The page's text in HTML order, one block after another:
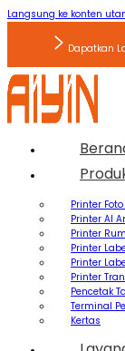
Langsung ke konten
Dapatkan
Printer
Printer AI
Printer
Printer
Printer
Printer
Pencetak
Terminal
Kertas